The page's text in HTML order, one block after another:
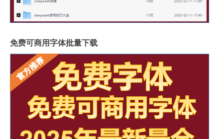
免费可商用字体批量下载